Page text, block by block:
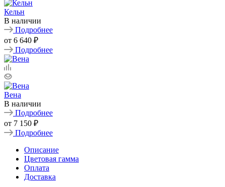
Кельн
В наличии
Подробнее
от 6 640 ₽
Подробнее
Вена
В наличии
Подробнее
от 7 150 ₽
Подробнее
Описание
Цветовая гамма
Оплата
Доставка